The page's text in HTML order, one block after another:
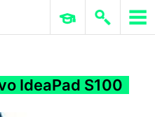
IdeaPad S100
ERP 與商業 AI
IdeaPad S100